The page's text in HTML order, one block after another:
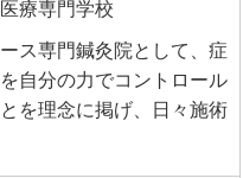
療専門学校
ス専門鍼灸院として、症
自分の力でコントロール
を理念に掲げ、日々施術